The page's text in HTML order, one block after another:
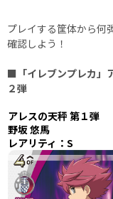
プレイする筐体から何
確認しよう！
■「イレブンプレカ」
２弾
アレスの天秤 第１弾
野坂 悠馬
レアリティ：S